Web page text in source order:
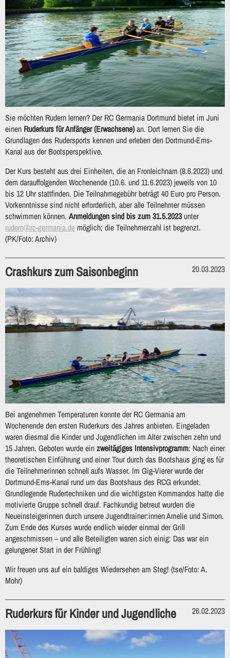
Sie möchten Rudern lernen? Der RC Germania Dortmund bietet im Juni
einen Ruderkurs für Anfänger (Erwachsene)an. Dort lernen Sie die
Grundlagen des Rudersports kennen und erleben den Dortmund-Ems-
Kanal aus der Bootsperspektive.
Der Kurs besteht aus drei Einheiten, die an Fronleichnam (8.6.2023) und
dem darauffolgenden Wochenende (10.6. und 11.6.2023) jeweils von 10
bis 12 Uhr stattfinden. Die Teilnahmegebühr beträgt 40 Euro pro Person.
Vorkenntnisse sind nicht erforderlich, aber alle Teilnehmer müssen
schwimmen können. Anmeldungen sind bis zum 31.5.2023unter
rudern@rc-germania.de möglich; die Teilnehmerzahl ist begrenzt.
(PK/Foto: Archiv)
Crashkurs zum Saisonbeginn 20.03.2023
Bei angenehmen Temperaturen konnte der RC Germania am
Wochenende den ersten Ruderkurs des Jahres anbieten. Eingeladen
waren diesmal die Kinder und Jugendlichen im Alter zwischen zehn und
15 Jahren. Geboten wurde einzweitägiges Intensivprogramm: Nach einer
theoretischen Einführung und einer Tour durch das Bootshaus ging es für
die Teilnehmerinnen schnell aufs Wasser. Im Gig-Vierer wurde der
Dortmund-Ems-Kanal rund um das Bootshaus des RCG erkundet.
Grundlegende Rudertechniken und die wichtigsten Kommandos hatte die
motivierte Gruppe schnell drauf. Fachkundig betreut wurden die
Neueinsteigerinnen durch unsere Jugendtrainer:innen Amelie und Simon.
Zum Ende des Kurses wurde endlich wieder einmal der Grill
angeschmissen – und alle Beteiligten waren sich einig: Das war ein
gelungener Start in der Frühling!
Wir freuen uns auf ein baldiges Wiedersehen am Steg! (tse/Foto: A.
Mohr)
Ruderkurs für Kinder und Jugendliche 26.02.2023